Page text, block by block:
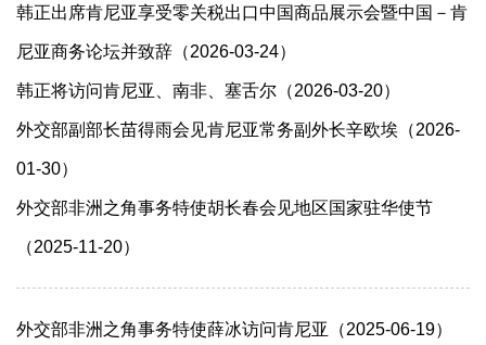
韩正出席肯尼亚享受零关税出口中国商品展示会暨中国－肯
尼亚商务论坛并致辞（2026-03-24）
韩正将访问肯尼亚、南非、塞舌尔（2026-03-20）
外交部副部长苗得雨会见肯尼亚常务副外长辛欧埃（2026-
01-30）
外交部非洲之角事务特使胡长春会见地区国家驻华使节
（2025-11-20）
外交部非洲之角事务特使薛冰访问肯尼亚（2025-06-19）